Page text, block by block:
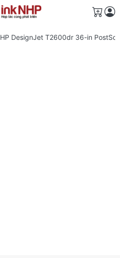
Giỏ
HP DesignJet T2600dr 36-in